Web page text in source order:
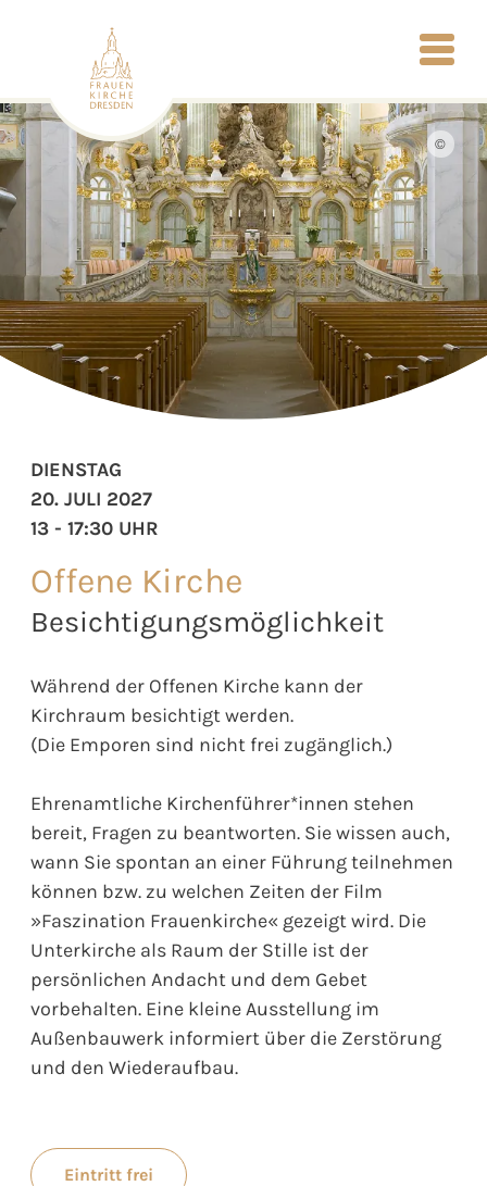
©
Offene Kirche
Besichtigungsmöglichkeit
Während der Offenen Kirche kann der
Kirchraum besichtigt werden.
(Die Emporen sind nicht frei zugänglich.)
Ehrenamtliche Kirchenführer*innen stehen
bereit, Fragen zu beantworten. Sie wissen auch,
wann Sie spontan an einer Führung teilnehmen
können bzw. zu welchen Zeiten der Film
»Faszination Frauenkirche« gezeigt wird. Die
Unterkirche als Raum der Stille ist der
persönlichen Andacht und dem Gebet
vorbehalten. Eine kleine Ausstellung im
Außenbauwerk informiert über die Zerstörung
und den Wiederaufbau.
Eintritt frei
DIENSTAG
20. JULI 2027
13 - 17:30 UHR